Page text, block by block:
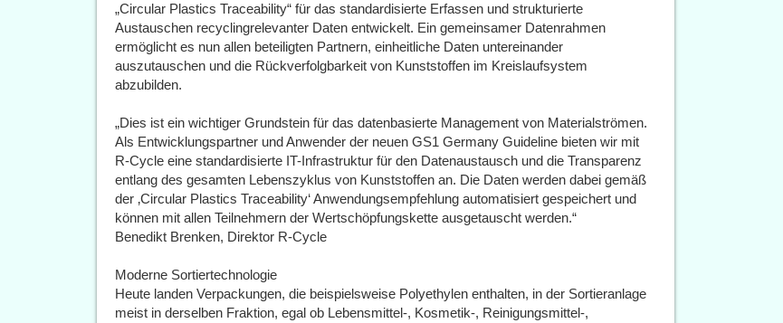
„Circular Plastics Traceability“ für das standardisierte Erfassen und strukturierte
Austauschen recyclingrelevanter Daten entwickelt. Ein gemeinsamer Datenrahmen
ermöglicht es nun allen beteiligten Partnern, einheitliche Daten untereinander
auszutauschen und die Rückverfolgbarkeit von Kunststoffen im Kreislaufsystem
abzubilden.
„Dies ist ein wichtiger Grundstein für das datenbasierte Management von Materialströmen.
Als Entwicklungspartner und Anwender der neuen GS1 Germany Guideline bieten wir mit
R-Cycle eine standardisierte IT-Infrastruktur für den Datenaustausch und die Transparenz
entlang des gesamten Lebenszyklus von Kunststoffen an. Die Daten werden dabei gemäß
der ‚Circular Plastics Traceability‘ Anwendungsempfehlung automatisiert gespeichert und
können mit allen Teilnehmern der Wertschöpfungskette ausgetauscht werden.“
Benedikt Brenken, Direktor R-Cycle
Moderne Sortiertechnologie
Heute landen Verpackungen, die beispielsweise Polyethylen enthalten, in der Sortieranlage
meist in derselben Fraktion, egal ob Lebensmittel-, Kosmetik-, Reinigungsmittel-,